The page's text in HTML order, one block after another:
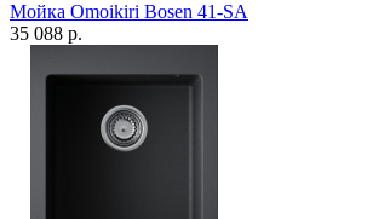
Мойка Omoikiri Bosen 41-SA
35 088 р.